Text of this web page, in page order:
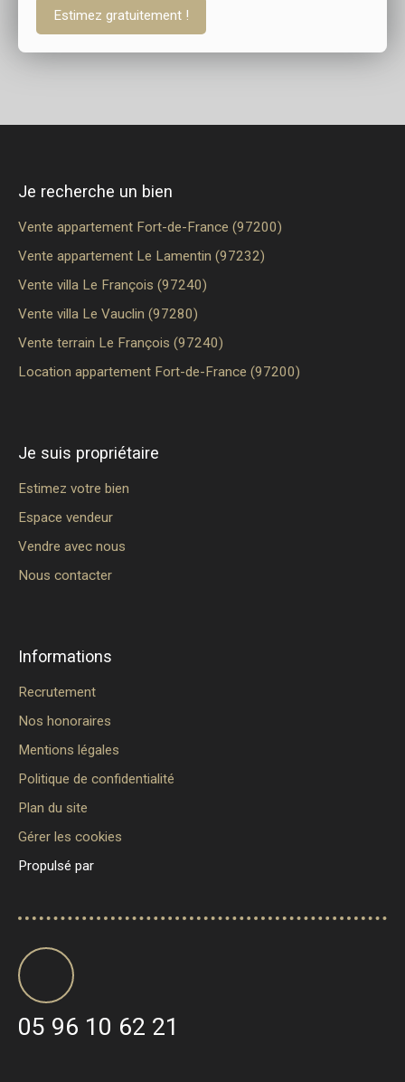
Estimez gratuitement !
Je recherche un bien
Vente appartement Fort-de-France (97200)
Vente appartement Le Lamentin (97232)
Vente villa Le François (97240)
Vente villa Le Vauclin (97280)
Vente terrain Le François (97240)
Location appartement Fort-de-France (97200)
Je suis propriétaire
Estimez votre bien
Espace vendeur
Vendre avec nous
Nous contacter
Informations
Recrutement
Nos honoraires
Mentions légales
Politique de confidentialité
Plan du site
Gérer les cookies
Propulsé par
05 96 10 62 21